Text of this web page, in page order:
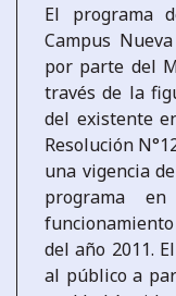
El programa
Campus
por parte del
través de la
del existente
Resolución
una vigencia
programa
del año 2011.
al público a